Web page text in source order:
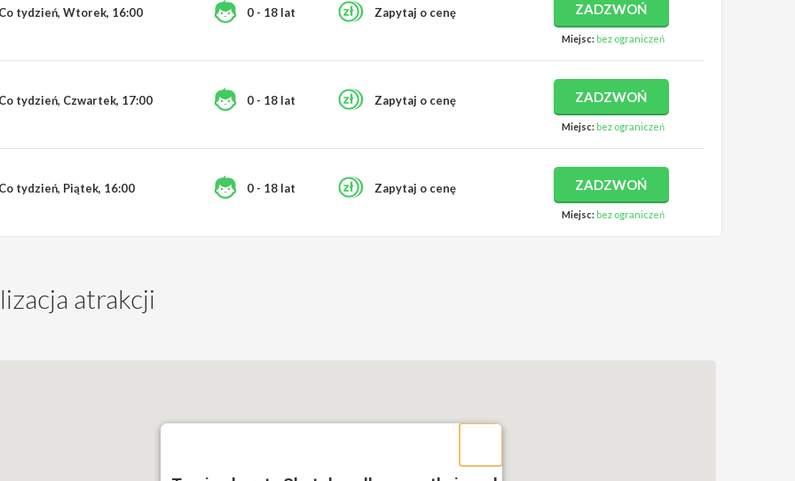
tydzień, Wtorek, 16:00 0 - 18 lat Zapytaj o cenę ZADZWOŃ
Miejsc: bez ograniczeń
tydzień, Czwartek, 17:00 0 - 18 lat Zapytaj o cenę ZADZWOŃ
Miejsc: bez ograniczeń
tydzień, Piątek, 16:00 0 - 18 lat Zapytaj o cenę ZADZWOŃ
Miejsc: bez ograniczeń
atrakcji